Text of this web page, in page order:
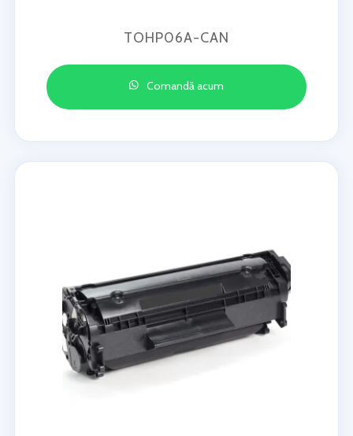
TOHP06A-CAN
Comandă acum